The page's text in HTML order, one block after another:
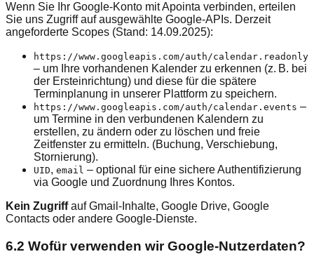
Wenn Sie Ihr Google‑Konto mit Apointa verbinden, erteilen
Sie uns Zugriff auf ausgewählte Google‑APIs. Derzeit
angeforderte Scopes (Stand: 14.09.2025):
https://www.googleapis.com/auth/calendar.readonly
– um Ihre vorhandenen Kalender zu erkennen (z. B. bei
der Ersteinrichtung) und diese für die spätere
Terminplanung in unserer Plattform zu speichern.
https://www.googleapis.com/auth/calendar.events –
um Termine in den verbundenen Kalendern zu
erstellen, zu ändern oder zu löschen und freie
Zeitfenster zu ermitteln. (Buchung, Verschiebung,
Stornierung).
UID, email – optional für eine sichere Authentifizierung
via Google und Zuordnung Ihres Kontos.
Kein Zugriffauf Gmail‑Inhalte, Google Drive, Google
Contacts oder andere Google‑Dienste.
6.2 Wofür verwenden wir Google‑Nutzerdaten?